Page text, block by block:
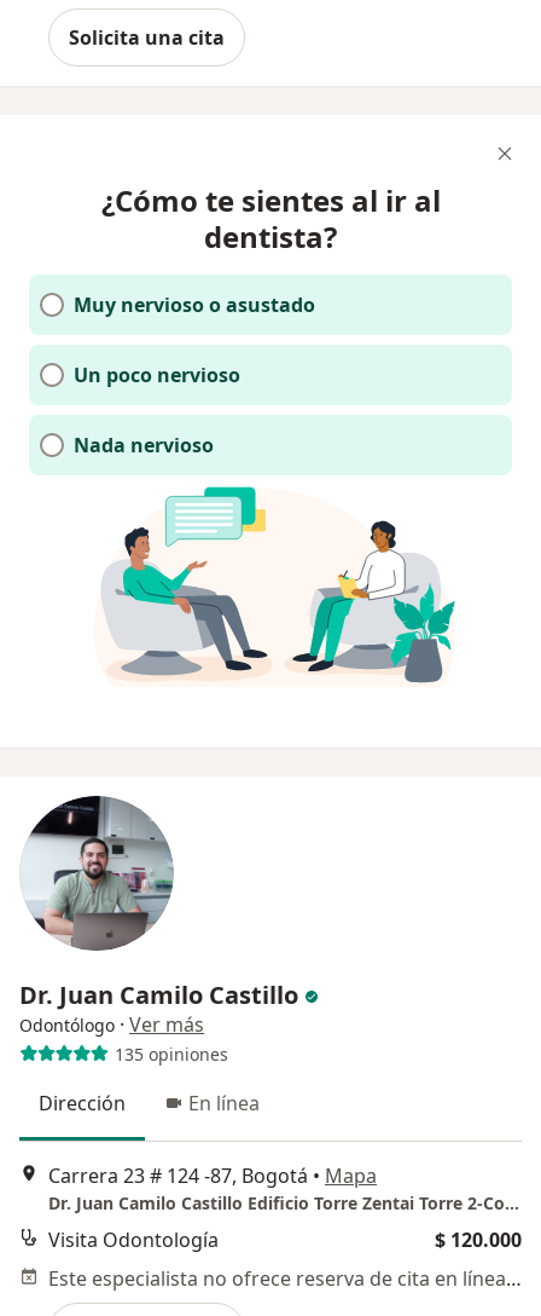
Solicita una cita
¿Cómo te sientes al ir al
dentista?
Muy nervioso o asustado
Un poco nervioso
Nada nervioso
Dr. Juan Camilo Castillo
Odontólogo · Ver más
135 opiniones
Dirección En línea
Carrera 23 # 124 -87, Bogotá • Mapa
Dr. Juan Camilo Castillo Edificio Torre Zentai Torre 2-Consultorio 606
Visita Odontología
$ 120.000
Este especialista no ofrece reserva de cita en línea en esta dirección.